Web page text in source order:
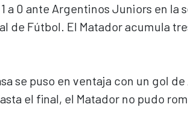
a 0 ante Argentinos Juniors en
de Fútbol. El Matador acumula
se puso en ventaja con un gol
el final, el Matador no pudo